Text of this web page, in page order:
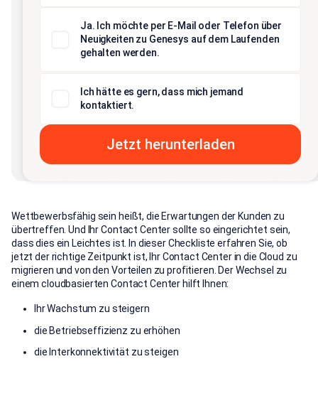
Wettbewerbsfähig sein heißt, die Erwartungen der Kunden zu
übertreffen. Und Ihr Contact Center sollte so eingerichtet sein,
dass dies ein Leichtes ist. In dieser Checkliste erfahren Sie, ob
jetzt der richtige Zeitpunkt ist, Ihr Contact Center in die Cloud zu
migrieren und von den Vorteilen zu profitieren. Der Wechsel zu
einem cloudbasierten Contact Center hilft Ihnen:
Ihr Wachstum zu steigern
die Betriebseffizienz zu erhöhen
die Interkonnektivität zu steigen
Ja. Ich möchte per E-Mail oder Telefon über
Neuigkeiten zu Genesys auf dem Laufenden
gehalten werden.
Ich hätte es gern, dass mich jemand
kontaktiert.